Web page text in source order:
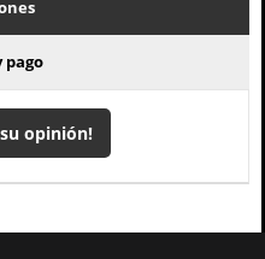
pago
opinión!